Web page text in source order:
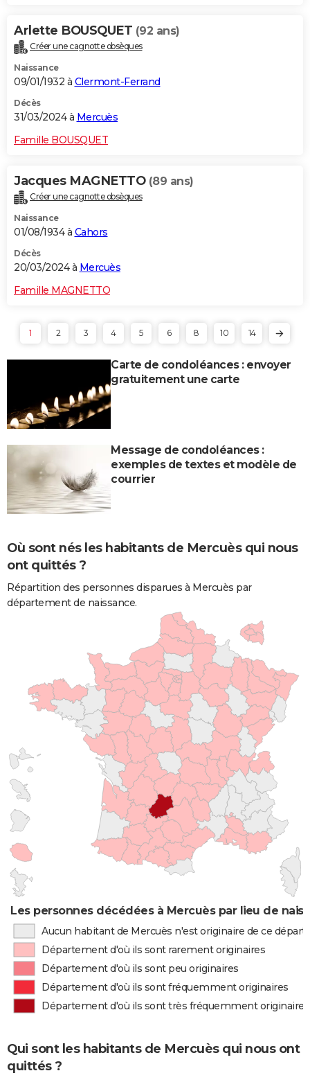
Arlette BOUSQUET (92 ans)
Créer une cagnotte obsèques
Naissance
09/01/1932 à Clermont-Ferrand
Décès
31/03/2024 à Mercuès
Famille BOUSQUET
Jacques MAGNETTO (89 ans)
Créer une cagnotte obsèques
Naissance
01/08/1934 à Cahors
Décès
20/03/2024 à Mercuès
Famille MAGNETTO
1 2 3 4 5 6 8 10 14
Carte de condoléances : envoyer
gratuitement une carte
Message de condoléances :
exemples de textes et modèle de
courrier
Où sont nés les habitants de Mercuès qui nous
ont quittés ?
Répartition des personnes disparues à Mercuès par
département de naissance.
Les personnes décédées à Mercuès par lieu de
Aucun habitant de Mercuès n'est originaire de ce
Département d'où ils sont rarement originaires
Département d'où ils sont peu originaires
Département d'où ils sont fréquemment originaires
Département d'où ils sont très fréquemment originaires
Qui sont les habitants de Mercuès qui nous ont
quittés ?